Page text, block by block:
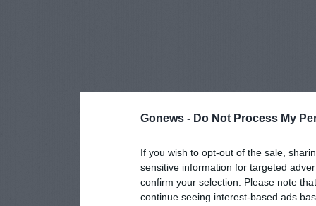
Gonews - Do Not Process My
If you wish to opt-out of the sale,
sensitive information for targeted
confirm your selection. Please note
continue seeing interest-based ads